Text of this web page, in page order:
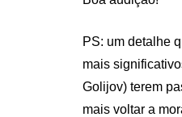
PS: um detalhe
mais
Golijov) terem
mais voltar a